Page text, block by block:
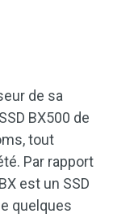
de sa
BX500 de
tout
Par rapport
est un SSD
quelques